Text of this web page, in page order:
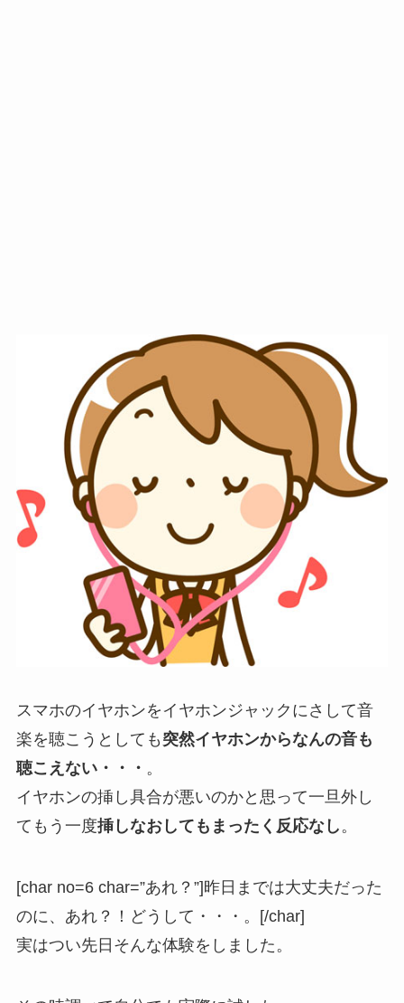
スマホのイヤホンをイヤホンジャックにさして音
楽を聴こうとしても 突然イヤホンからなんの音も
聴こえない・・・ 。
イヤホンの挿し具合が悪いのかと思って一旦外し
てもう一度挿しなおしてもまったく反応なし。
[char no=6 char=”あれ？”]昨日までは大丈夫だった
のに、あれ？！どうして・・・。[/char]
実はつい先日そんな体験をしました。